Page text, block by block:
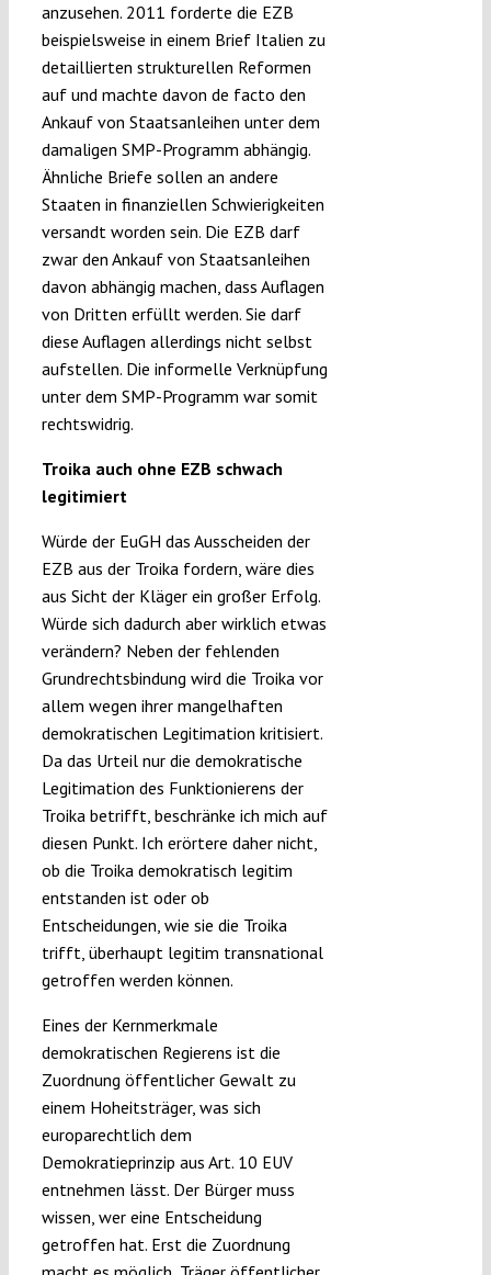
anzusehen. 2011 forderte die EZB
beispielsweise in einem Brief Italien zu
detaillierten strukturellen Reformen
auf und machte davon de facto den
Ankauf von Staatsanleihen unter dem
damaligen SMP-Programm abhängig.
Ähnliche Briefe sollen an andere
Staaten in finanziellen Schwierigkeiten
versandt worden sein. Die EZB darf
zwar den Ankauf von Staatsanleihen
davon abhängig machen, dass Auflagen
von Dritten erfüllt werden. Sie darf
diese Auflagen allerdings nicht selbst
aufstellen. Die informelle Verknüpfung
unter dem SMP-Programm war somit
rechtswidrig.
Troika auch ohne EZB schwach
legitimiert
Würde der EuGH das Ausscheiden der
EZB aus der Troika fordern, wäre dies
aus Sicht der Kläger ein großer Erfolg.
Würde sich dadurch aber wirklich etwas
verändern? Neben der fehlenden
Grundrechtsbindung wird die Troika vor
allem wegen ihrer mangelhaften
demokratischen Legitimation kritisiert.
Da das Urteil nur die demokratische
Legitimation des Funktionierens der
Troika betrifft, beschränke ich mich auf
diesen Punkt. Ich erörtere daher nicht,
ob die Troika demokratisch legitim
entstanden ist oder ob
Entscheidungen, wie sie die Troika
trifft, überhaupt legitim transnational
getroffen werden können.
Eines der Kernmerkmale
demokratischen Regierens ist die
Zuordnung öffentlicher Gewalt zu
einem Hoheitsträger, was sich
europarechtlich dem
Demokratieprinzip aus Art. 10 EUV
entnehmen lässt. Der Bürger muss
wissen, wer eine Entscheidung
getroffen hat. Erst die Zuordnung